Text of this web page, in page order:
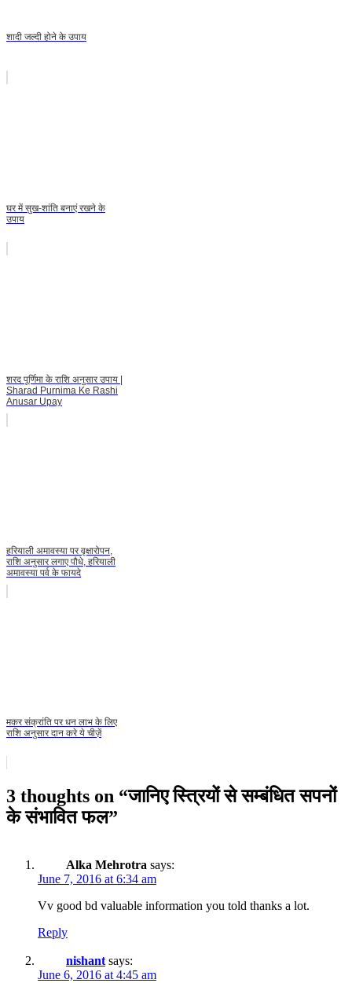
शादी जल्दी होने के उपाय
घर में सुख-शांति बनाएं रखने के
उपाय
शरद पूर्णिमा के राशि अनुसार उपाय |
Sharad Purnima Ke Rashi
Anusar Upay
हरियाली अमावस्या पर वृक्षारोपन,
राशि अनुसार लगाए पौधे, हरियाली
अमावस्या पर्व के फायदे
मकर संक्रांति पर धन लाभ के लिए
राशि अनुसार दान करे ये चीज़ें
3 thoughts on “जानिए स्त्रियों से सम्बंधित सपनों
के संभावित फल”
Alka Mehrotra says:
June 7, 2016 at 6:34 am
Vv good bd valuable information you told thanks a lot.
Reply
nishant says:
June 6, 2016 at 4:45 am